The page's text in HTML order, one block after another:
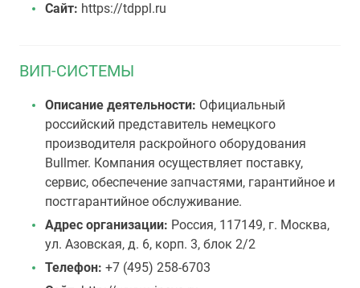
Сайт: https://tdppl.ru
ВИП-СИСТЕМЫ
Описание деятельности: Официальный
российский представитель немецкого
производителя раскройного оборудования
Bullmer. Компания осуществляет поставку,
сервис, обеспечение запчастями, гарантийное и
постгарантийное обслуживание.
Адрес организации: Россия, 117149, г. Москва,
ул. Азовская, д. 6, корп. 3, блок 2/2
Телефон: +7 (495) 258-6703